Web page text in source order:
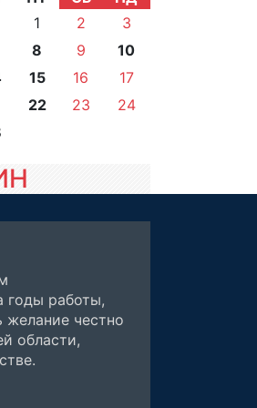
1
2
3
8 9
10
15 16
17
22 23
24
годы работы,
желание честно
области,